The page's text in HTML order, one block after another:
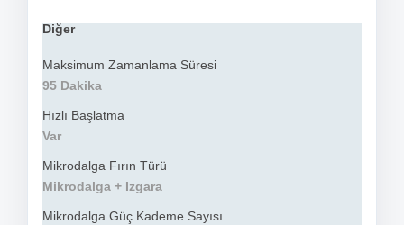
Diğer
Maksimum Zamanlama Süresi
95 Dakika
Hızlı Başlatma
Var
Mikrodalga Fırın Türü
Mikrodalga + Izgara
Mikrodalga Güç Kademe Sayısı